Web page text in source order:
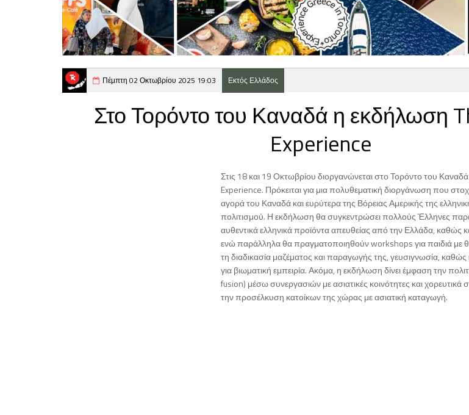
Πέμπτη 02 Οκτωβρίου 2025 19:03 Εκτός Ελλάδος
Στο Τορόντο του Καναδά η εκδήλωση
Experience
Στις 18 και 19 Οκτωβρίου διοργανώνεται στο Τορόντο του
Experience. Πρόκειται για μια πολυθεματική διοργάνωση που
αγορά του Καναδά και ευρύτερα της Βόρειας Αμερικής της
πολιτισμού. Η εκδήλωση θα συγκεντρώσει πολλούς Έλληνες
αυθεντικά ελληνικά προϊόντα απευθείας από την Ελλάδα, καθώς
ενώ παράλληλα θα πραγματοποιηθούν workshops για παιδιά με
τη διαδικασία μαζέματος και παραγωγής της, γευσιγνωσία, καθώς
για βιωματική εμπειρία. Ακόμα, η εκδήλωση δίνει έμφαση την
fusion) μέσω συνεργασιών με ασιατικές κοινότητες και χορευτικά
την προσέλκυση κατοίκων της χώρας με ασιατική καταγωγή.